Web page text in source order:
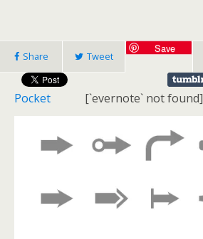
Share Tweet
Save
Pocket [`evernote` not found]